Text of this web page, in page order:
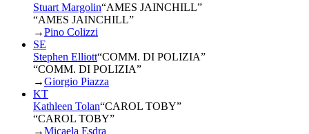
Stuart Margolin“AMES JAINCHILL”
“AMES JAINCHILL”
→Pino Colizzi
SE
Stephen Elliott“COMM. DI POLIZIA”
“COMM. DI POLIZIA”
→Giorgio Piazza
KT
Kathleen Tolan“CAROL TOBY”
“CAROL TOBY”
→Micaela Esdra